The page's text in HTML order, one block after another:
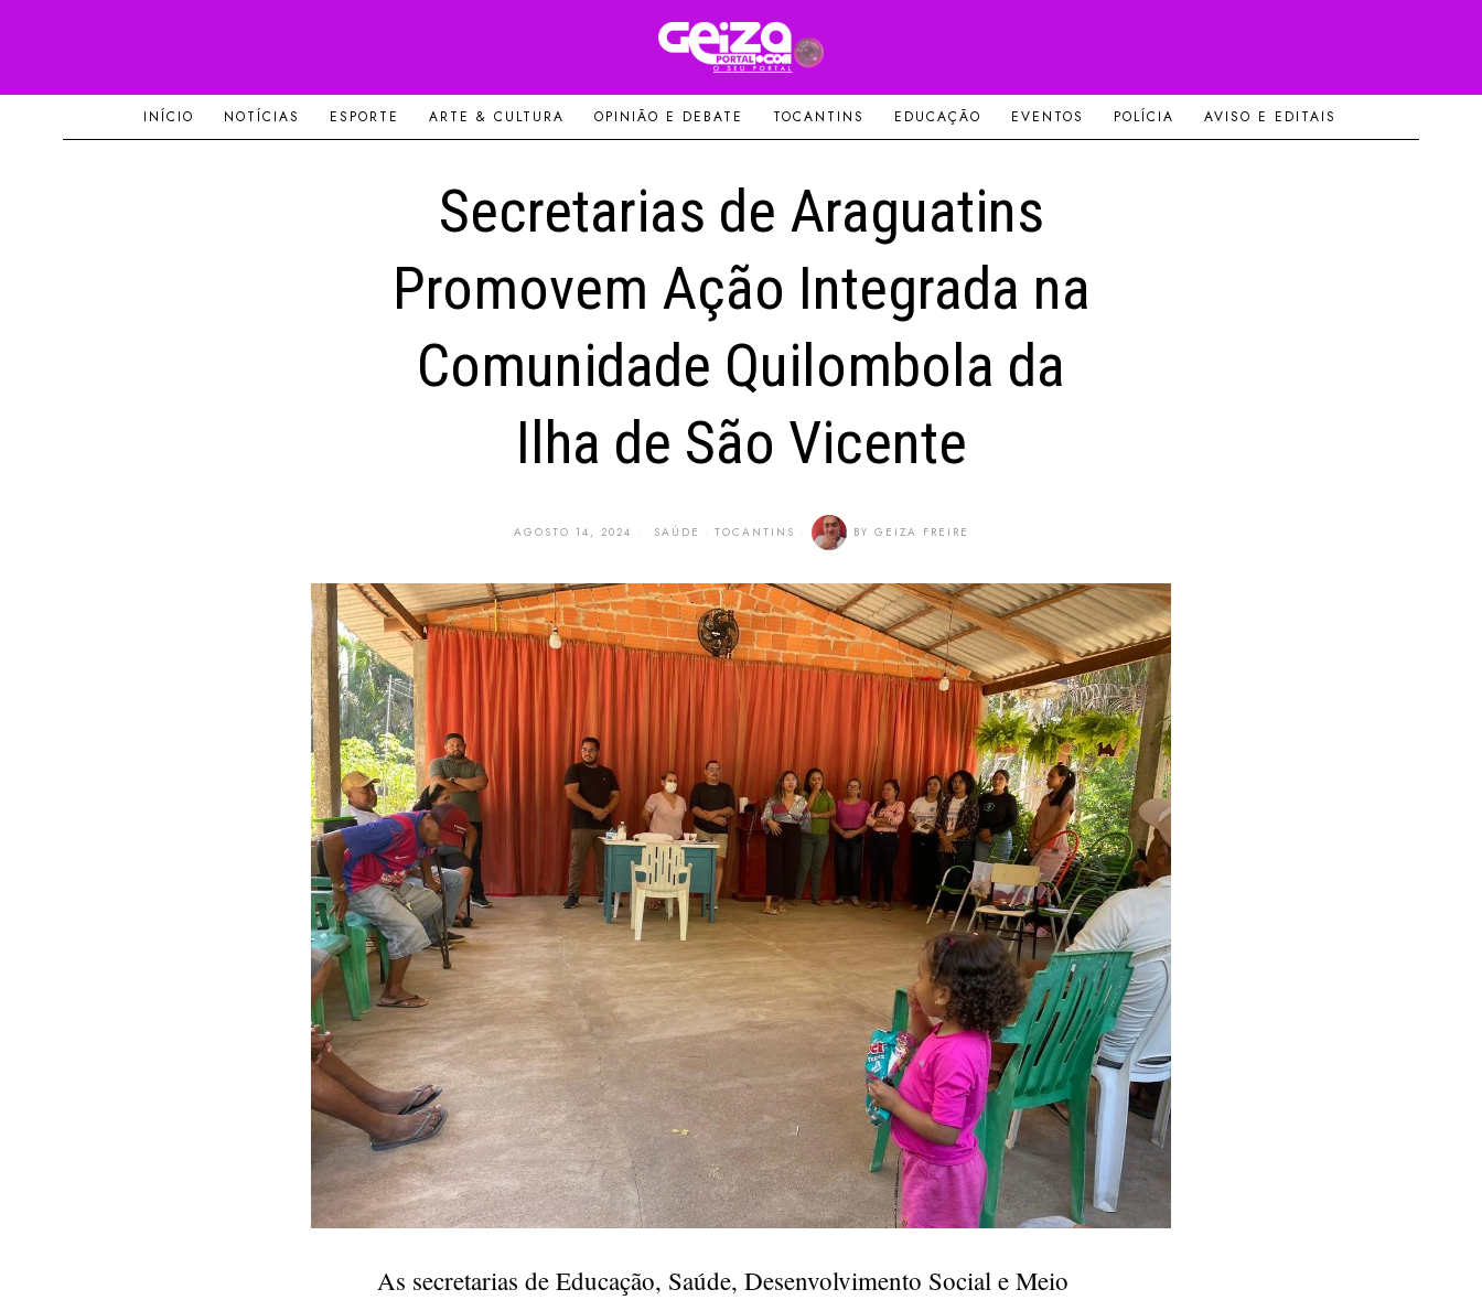
INÍCIO NOTÍCIAS ESPORTE ARTE & CULTURA OPINIÃO E DEBATE TOCANTINS EDUCAÇÃO EVENTOS POLÍCIA AVISO E EDITAIS
Secretarias de Araguatins
Promovem Ação Integrada na
Comunidade Quilombola da
Ilha de São Vicente
AGOSTO 14, 2024 SAÚDE · TOCANTINS BY GEIZA FREIRE
As secretarias de Educação, Saúde, Desenvolvimento Social e Meio